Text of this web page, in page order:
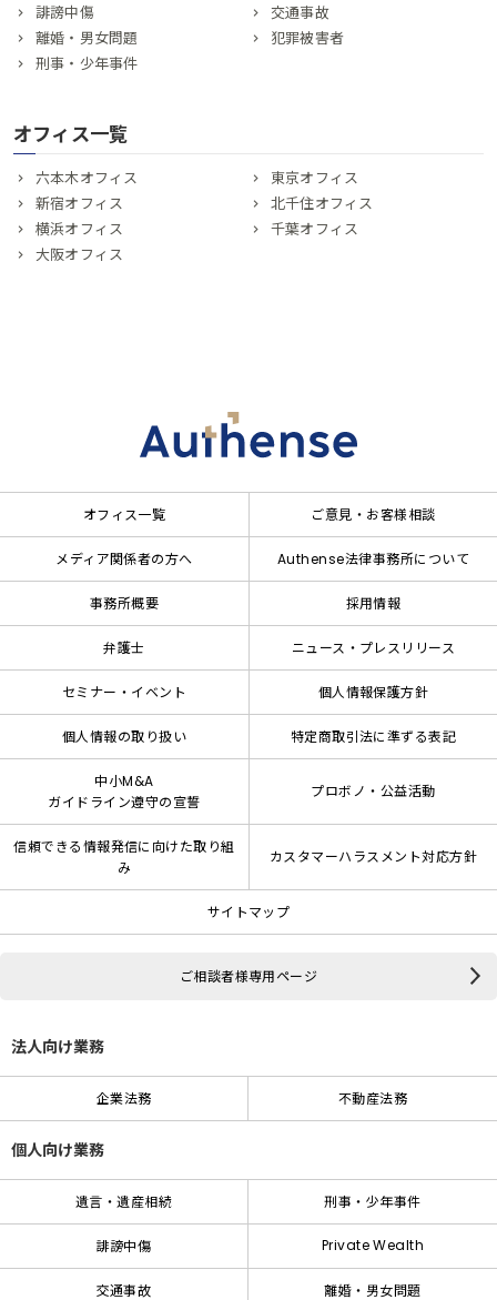
誹謗中傷
交通事故
離婚・男女問題
犯罪被害者
刑事・少年事件
オフィス一覧
六本木オフィス
東京オフィス
新宿オフィス
北千住オフィス
横浜オフィス
千葉オフィス
大阪オフィス
オフィス一覧 ご意見・お客様相談
メディア関係者の方へ Authense法律事務所について
事務所概要 採用情報
弁護士 ニュース・プレスリリース
セミナー・イベント 個人情報保護方針
個人情報の取り扱い 特定商取引法に準ずる表記
中小M&A
ガイドライン遵守の宣誓
プロボノ・公益活動
信頼できる情報発信に向けた取り組
み
カスタマーハラスメント対応方針
サイトマップ
ご相談者様専用ページ
法人向け業務
企業法務 不動産法務
個人向け業務
遺言・遺産相続 刑事・少年事件
誹謗中傷 Private Wealth
交通事故 離婚・男女問題